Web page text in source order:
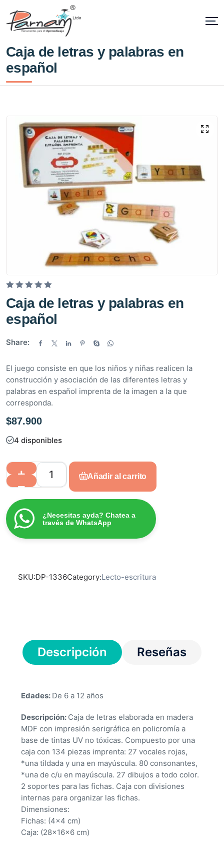
Caja de letras y palabras en
español
V
a
l
r
d
o
e
n
d
e
5
Caja de letras y palabras en
español
Share:
El juego consiste en que los niños y niñas realicen la
construcción y asociación de las diferentes letras y
palabras en español imprenta de la imagen a la que
corresponda.
$87.900
4 disponibles
Añadir al carrito
¿Necesitas ayda? Chatea a
través de WhatsApp
SKU:DP-1336Category:Lecto-escritura
Descripción Reseñas
Edades: De 6 a 12 años
Descripción: Caja de letras elaborada en madera
MDF con impresión serigráfica en policromía a
base de tintas UV no tóxicas. Compuesto por una
caja con 134 piezas imprenta: 27 vocales rojas,
*una tildada y una en mayúscula. 80 consonantes,
*una de c/u en mayúscula. 27 dibujos a todo color.
2 soportes para las fichas. Caja con divisiones
internas para organizar las fichas.
Dimensiones:
Fichas: (4×4 cm)
Caja: (28x16x6 cm)